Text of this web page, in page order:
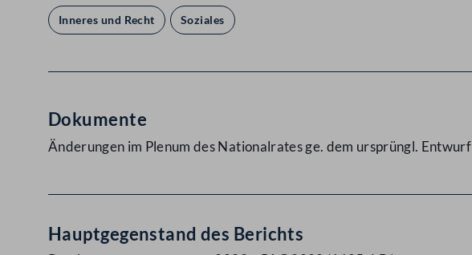
Inneres und Recht Soziales
Dokumente
Änderungen im Plenum des Nationalrates ge. dem ursprüngl. Entwurf
Hauptgegenstand des Berichts